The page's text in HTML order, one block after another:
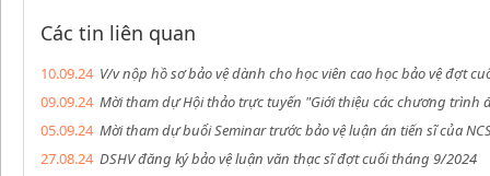
Các tin liên quan
10.09.24 V/v nộp hồ sơ bảo vệ dành cho học viên cao học bảo vệ đợt
09.09.24 Mời tham dự Hội thảo trực tuyến "Giới thiệu các chương trình
05.09.24 Mời tham dự buổi Seminar trước bảo vệ luận án tiến sĩ của
27.08.24 DSHV đăng ký bảo vệ luận văn thạc sĩ đợt cuối tháng 9/2024